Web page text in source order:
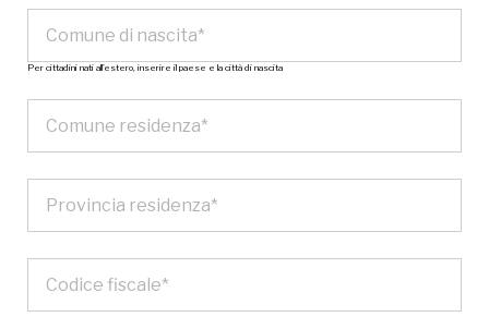
Per cittadini nati all’estero, inserire il paese e la città di nascita